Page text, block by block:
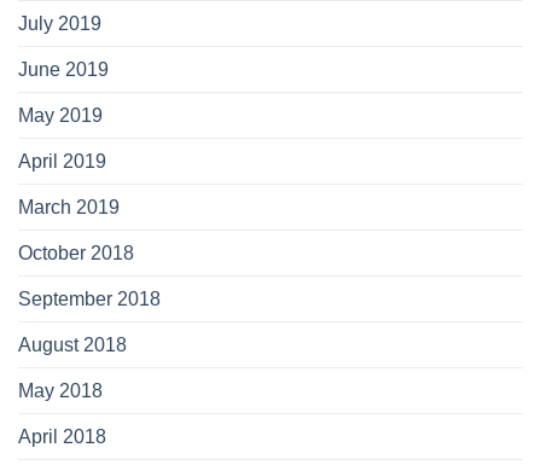
July 2019
June 2019
May 2019
April 2019
March 2019
October 2018
September 2018
August 2018
May 2018
April 2018